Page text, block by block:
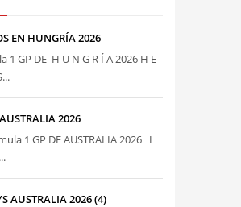
EN HUNGRÍA 2026
1 GP DE H U N G R Í A 2026 H E
2026
1 GP DE AUSTRALIA 2026 L
AUSTRALIA 2026 (4)